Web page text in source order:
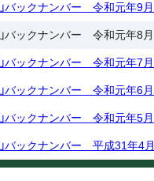
バックナンバー 令和元年9月
バックナンバー 令和元年8月
バックナンバー 令和元年7月
バックナンバー 令和元年6月
バックナンバー 令和元年5月
バックナンバー 平成31年4月